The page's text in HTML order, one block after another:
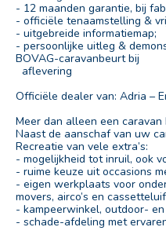
- 12 maanden garantie, bij
- officiële tenaamstelling &
- uitgebreide informatiemap;
- persoonlijke uitleg &
BOVAG-caravanbeurt bij
aflevering
Officiële dealer van: Adria –
Meer dan alleen een caravan
Naast de aanschaf van uw
Recreatie van vele extra’s:
- mogelijkheid tot inruil, ook
- ruime keuze uit occasions
- eigen werkplaats voor
movers, airco’s en
- kampeerwinkel, outdoor-
- schade-afdeling met